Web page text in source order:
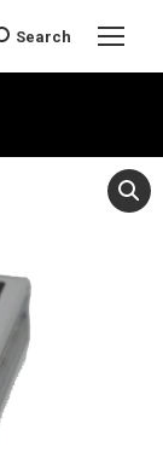
Search